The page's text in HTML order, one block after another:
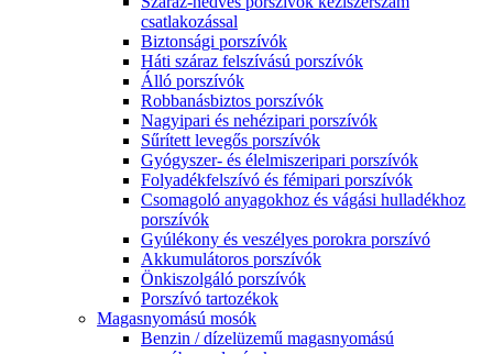
csatlakozással
Biztonsági porszívók
Háti száraz felszívású porszívók
Álló porszívók
Robbanásbiztos porszívók
Nagyipari és nehézipari porszívók
Sűrített levegős porszívók
Gyógyszer- és élelmiszeripari porszívók
Folyadékfelszívó és fémipari porszívók
Csomagoló anyagokhoz és vágási hulladékhoz
porszívók
Gyúlékony és veszélyes porokra porszívó
Akkumulátoros porszívók
Önkiszolgáló porszívók
Porszívó tartozékok
Magasnyomású mosók
Benzin / dízelüzemű magasnyomású